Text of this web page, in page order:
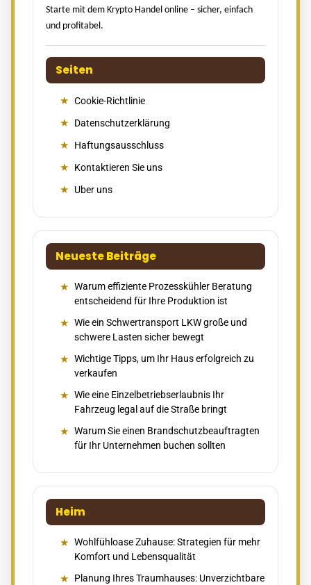
Starte mit dem Krypto Handel online – sicher, einfach
und profitabel.
Seiten
Cookie-Richtlinie
Datenschutzerklärung
Haftungsausschluss
Kontaktieren Sie uns
Uber uns
Neueste Beiträge
Warum effiziente Prozesskühler Beratung
entscheidend für Ihre Produktion ist
Wie ein Schwertransport LKW große und
schwere Lasten sicher bewegt
Wichtige Tipps, um Ihr Haus erfolgreich zu
verkaufen
Wie eine Einzelbetriebserlaubnis Ihr
Fahrzeug legal auf die Straße bringt
Warum Sie einen Brandschutzbeauftragten
für Ihr Unternehmen buchen sollten
Heim
Wohlfühloase Zuhause: Strategien für mehr
Komfort und Lebensqualität
Planung Ihres Traumhauses: Unverzichtbare